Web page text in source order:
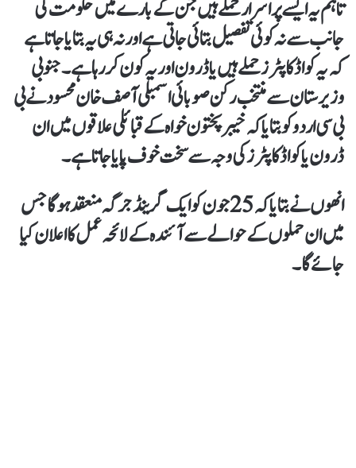
تاہم یہ ایسے پر اسرار حملے ہیں جن کے بارے میں حکومت کی
جانب سے نہ کوئی تفصیل بتائی جاتی ہے اور نہ ہی یہ بتایا جاتا ہے
کہ یہ کواڈ کاپٹرز حملے ہیں یا ڈرون اور یہ کون کر رہا ہے۔ جنوبی
وزیرستان سے منتخب رکن صوبائی اسمبلی آصف خان محسود نے بی
بی سی اردو کو بتایا کہ خیبر پختون خواہ کے قبائلی علاقوں میں ان
ڈرون یا کواڈ کاپٹرز کی وجہ سے سخت خوف پایا جاتا ہے۔
انھوں نے بتایا کہ 25 جون کو ایک گرینڈ جرگہ منعقد ہو گا جس
میں ان حملوں کے حوالے سے آئندہ کے لائحہ عمل کا اعلان کیا
جائے گا۔